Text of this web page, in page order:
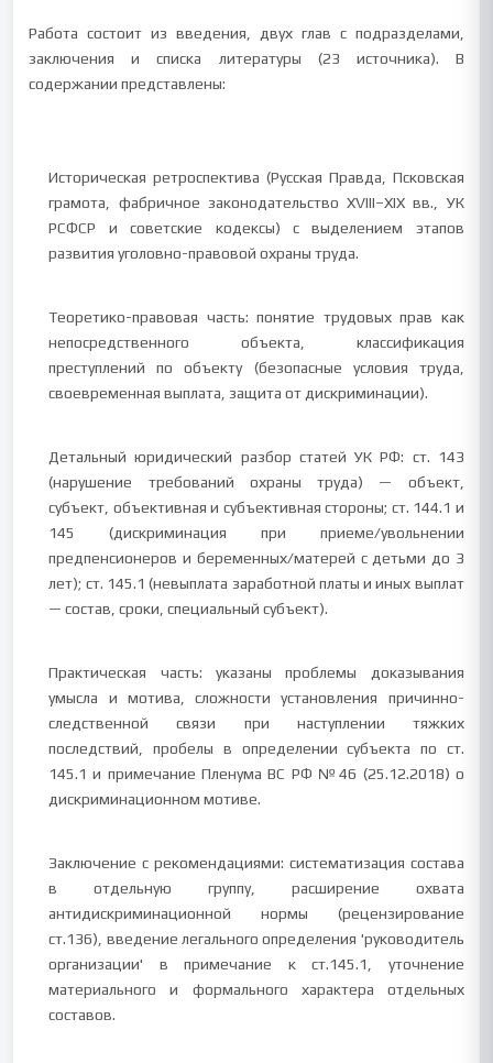
Работа состоит из введения, двух глав с подразделами,
заключения и списка литературы (23 источника). В
содержании представлены:
Историческая ретроспектива (Русская Правда, Псковская
грамота, фабричное законодательство XVIII–XIX вв., УК
РСФСР и советские кодексы) с выделением этапов
развития уголовно-правовой охраны труда.
Теоретико-правовая часть: понятие трудовых прав как
непосредственного объекта, классификация
преступлений по объекту (безопасные условия труда,
своевременная выплата, защита от дискриминации).
Детальный юридический разбор статей УК РФ: ст. 143
(нарушение требований охраны труда) — объект,
субъект, объективная и субъективная стороны; ст. 144.1 и
145 (дискриминация при приеме/увольнении
предпенсионеров и беременных/матерей с детьми до 3
лет); ст. 145.1 (невыплата заработной платы и иных выплат
— состав, сроки, специальный субъект).
Практическая часть: указаны проблемы доказывания
умысла и мотива, сложности установления причинно-
следственной связи при наступлении тяжких
последствий, пробелы в определении субъекта по ст.
145.1 и примечание Пленума ВС РФ №46 (25.12.2018) о
дискриминационном мотиве.
Заключение с рекомендациями: систематизация состава
в отдельную группу, расширение охвата
антидискриминационной нормы (рецензирование
ст.136), введение легального определения 'руководитель
организации' в примечание к ст.145.1, уточнение
материального и формального характера отдельных
составов.